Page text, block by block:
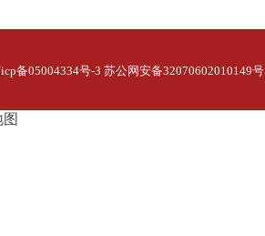
备05004334号-3 苏公网安备32070602010149号